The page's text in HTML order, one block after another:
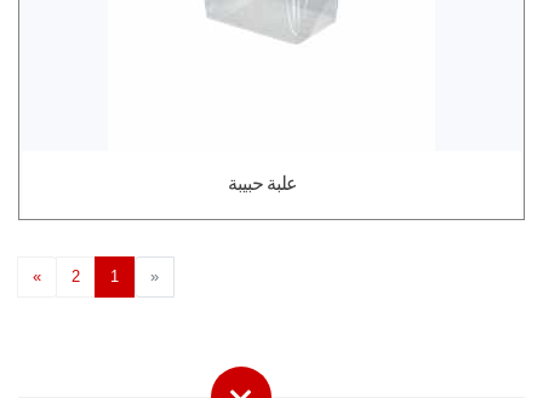
علبة حبيبة
«
Previous
1
2
»
Next